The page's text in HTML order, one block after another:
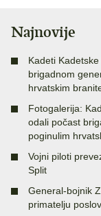
Najnovije
Kadeti
brigadnom
hrvatskim
Fotogalerija:
odali počast
poginulim
Vojni piloti
Split
General-bojnik
primatelju